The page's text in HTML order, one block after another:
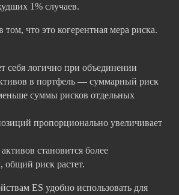
1% случаев.
что это когерентная мера риска.
себя логично при объединении
в портфель — суммарный риск
суммы рисков отдельных
пропорционально увеличивает
становится более
общий риск растет.
ES удобно использовать для